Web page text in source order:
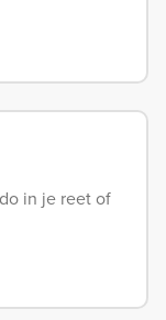
in je reet of